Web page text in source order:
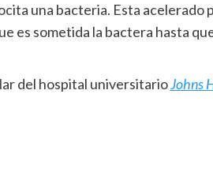
una bacteria. Esta acelerado
es sometida la bactera hasta
del hospital universitarioJohns